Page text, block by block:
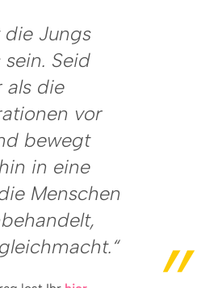
die Jungs
sein. Seid
als die
vor
bewegt
in eine
Menschen